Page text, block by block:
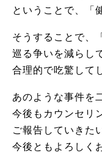
ということで、「
そうすることで、
巡る争いを減らし
合理的で吃驚して
あのような事件を
今後もカウンセリ
ご報告していきた
今後ともよろしく